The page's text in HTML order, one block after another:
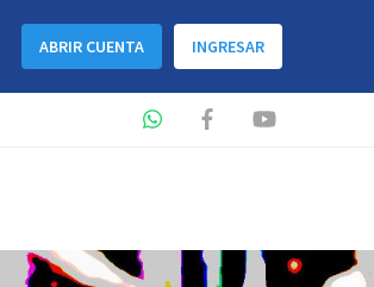
INGRESAR
ABRIR CUENTA